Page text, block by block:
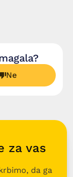
Ne
za vas
da ga